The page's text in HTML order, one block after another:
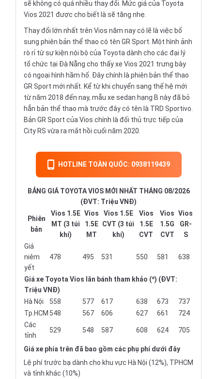
sẽ không có quá nhiều thay đổi. Mức giá của Toyota
Vios 2021 được cho biết là sẽ tăng nhẹ.
Thay đổi lớn nhất trên Vios năm nay có lẽ là việc bổ
sung phiên bản thể thao có tên GR Sport. Một hình ảnh
rò rỉ từ sự kiện nội bộ của Toyota dành cho các đại lý
tổ chức tại Đà Nẵng cho thấy xe Vios 2021 trưng bày
có ngoại hình hầm hố. Đây chính là phiên bản thể thao
GR Sport mới nhất. Kể từ khi chuyển sang thế hệ mới
từ năm 2018 đến nay, mẫu xe sedan hạng B này đã bỏ
hẳn bản thể thao mà trước đây có tên là TRD Sportivo.
Bản GR Sport của Vios chính là đối thủ trực tiếp của
City RS vừa ra mắt hồi cuối năm 2020.
HOTLINE TOÀN QUỐC: 0938119439
BẢNG GIÁ TOYOTA VIOS MỚI NHẤT THÁNG 08/2026
(ĐVT: Triệu VNĐ)
Phiên
bản
Vios 1.5E
MT (3 túi
khí)
Vios
1.5E
MT
Vios 1.5E
CVT (3 túi
khí)
Vios
1.5E
CVT
Vios
1.5G
CVT
Vios
GR-
S
Giá
niêm
yết
478 495 531 550 581 638
Giá xe Toyota Vios lăn bánh tham khảo (*) (ĐVT:
Triệu VNĐ)
Hà Nội
558 577 617 638 673
737
Tp.HCM 548 567 606 627 661
724
Các
tỉnh
529 548 587 608 624 705
Giá xe phía trên đã bao gồm các phụ phí dưới đây
Lệ phí trước bạ dành cho khu vực Hà Nội (12%), TPHCM
và tỉnh khác (10%)